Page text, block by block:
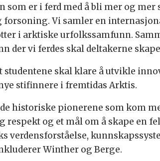
som er i ferd med å bli mer og
Vi samler en
i arktiske urfolkssamfunn.
der vi ferdes skal deltakerne
studentene skal klare å utvikle
stifinnere i fremtidas Arktis.
historiske pionerene som kom
respekt og et mål om å skape en
verdensforståelse,
Winther og Berge.